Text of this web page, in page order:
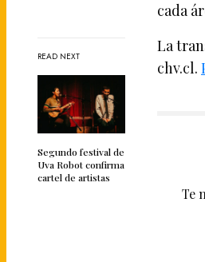
READ NEXT
Segundo festival de
Uva Robot confirma
cartel de artistas
cada
La
chv.cl.
Te